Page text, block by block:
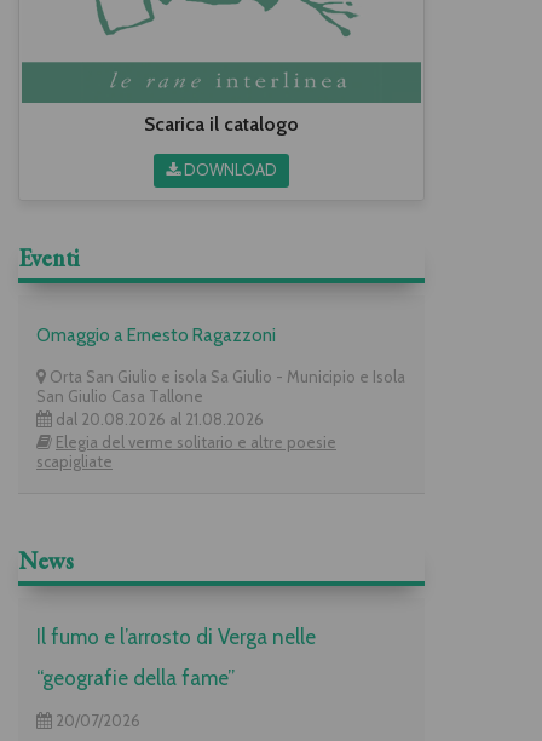
Scarica il catalogo
DOWNLOAD
Eventi
Omaggio a Ernesto Ragazzoni
Orta San Giulio e isola Sa Giulio - Municipio e Isola
San Giulio Casa Tallone
dal 20.08.2026 al 21.08.2026
Elegia del verme solitario e altre poesie
scapigliate
News
Il fumo e l’arrosto di Verga nelle
“geografie della fame”
20/07/2026